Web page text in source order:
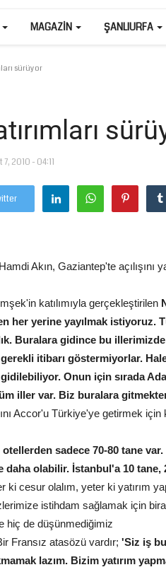
MAGAZIN ŞANLIURFA
sürüyor
2010 - 04:11
Akın, Gaziantep'te açılışını
katılımıyla gerçekleştirilen
her yerine yayılmak istiyoruz.
Buralara gidince bu
itibarı göstermiyorlar.
Onun için sırada
iller var. Biz buralara
Accor'u Türkiye'ye getirmek için
sadece 70-80 tane
olabilir. İstanbul'a 10 tane,
ki cesur olalım, yeter ki yatırım
istihdam sağlamak için
hiç de düşünmediğimiz
Fransız atasözü vardır; 'Siz iş
lazım. Bizim yatırım